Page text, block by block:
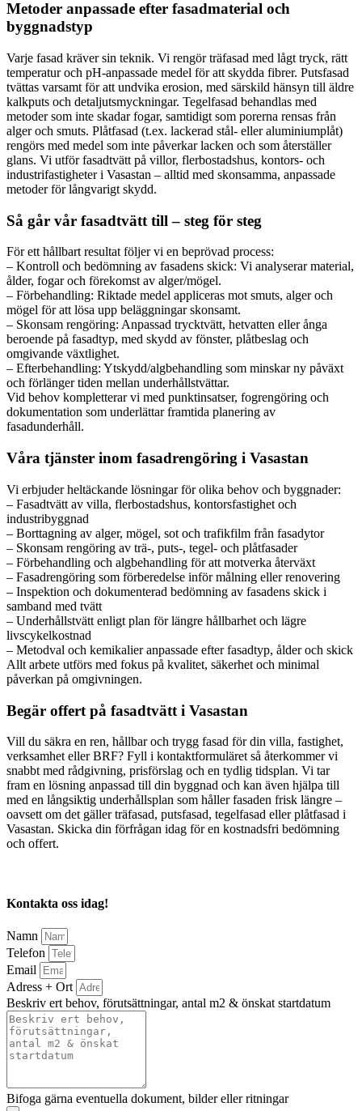
Metoder anpassade efter fasadmaterial och
byggnadstyp
Varje fasad kräver sin teknik. Vi rengör träfasad med lågt tryck, rätt
temperatur och pH-anpassade medel för att skydda fibrer. Putsfasad
tvättas varsamt för att undvika erosion, med särskild hänsyn till äldre
kalkputs och detaljutsmyckningar. Tegelfasad behandlas med
metoder som inte skadar fogar, samtidigt som porerna rensas från
alger och smuts. Plåtfasad (t.ex. lackerad stål- eller aluminiumplåt)
rengörs med medel som inte påverkar lacken och som återställer
glans. Vi utför fasadtvätt på villor, flerbostadshus, kontors- och
industrifastigheter i Vasastan – alltid med skonsamma, anpassade
metoder för långvarigt skydd.
Så går vår fasadtvätt till – steg för steg
För ett hållbart resultat följer vi en beprövad process:
– Kontroll och bedömning av fasadens skick: Vi analyserar material,
ålder, fogar och förekomst av alger/mögel.
– Förbehandling: Riktade medel appliceras mot smuts, alger och
mögel för att lösa upp beläggningar skonsamt.
– Skonsam rengöring: Anpassad trycktvätt, hetvatten eller ånga
beroende på fasadtyp, med skydd av fönster, plåtbeslag och
omgivande växtlighet.
– Efterbehandling: Ytskydd/algbehandling som minskar ny påväxt
och förlänger tiden mellan underhållstvättar.
Vid behov kompletterar vi med punktinsatser, fogrengöring och
dokumentation som underlättar framtida planering av
fasadunderhåll.
Våra tjänster inom fasadrengöring i Vasastan
Vi erbjuder heltäckande lösningar för olika behov och byggnader:
– Fasadtvätt av villa, flerbostadshus, kontorsfastighet och
industribyggnad
– Borttagning av alger, mögel, sot och trafikfilm från fasadytor
– Skonsam rengöring av trä-, puts-, tegel- och plåtfasader
– Förbehandling och algbehandling för att motverka återväxt
– Fasadrengöring som förberedelse inför målning eller renovering
– Inspektion och dokumenterad bedömning av fasadens skick i
samband med tvätt
– Underhållstvätt enligt plan för längre hållbarhet och lägre
livscykelkostnad
– Metodval och kemikalier anpassade efter fasadtyp, ålder och skick
Allt arbete utförs med fokus på kvalitet, säkerhet och minimal
påverkan på omgivningen.
Begär offert på fasadtvätt i Vasastan
Vill du säkra en ren, hållbar och trygg fasad för din villa, fastighet,
verksamhet eller BRF? Fyll i kontaktformuläret så återkommer vi
snabbt med rådgivning, prisförslag och en tydlig tidsplan. Vi tar
fram en lösning anpassad till din byggnad och kan även hjälpa till
med en långsiktig underhållsplan som håller fasaden frisk längre –
oavsett om det gäller träfasad, putsfasad, tegelfasad eller plåtfasad i
Vasastan. Skicka din förfrågan idag för en kostnadsfri bedömning
och offert.
Kontakta oss idag!
Namn
Telefon
Email
Adress + Ort
Beskriv ert behov, förutsättningar, antal m2 & önskat startdatum
Bifoga gärna eventuella dokument, bilder eller ritningar